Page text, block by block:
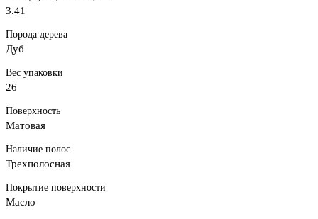
3.41
Порода дерева
Дуб
Вес упаковки
26
Поверхность
Матовая
Наличие полос
Трехполосная
Покрытие поверхности
Масло